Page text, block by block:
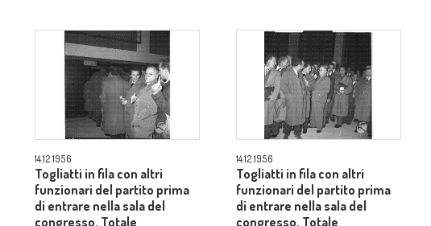
14.12.1956
Togliatti in fila con altri
funzionari del partito prima
di entrare nella sala del
congresso. Totale
14.12.1956
Togliatti in fila con altri
funzionari del partito prima
di entrare nella sala del
congresso. Totale